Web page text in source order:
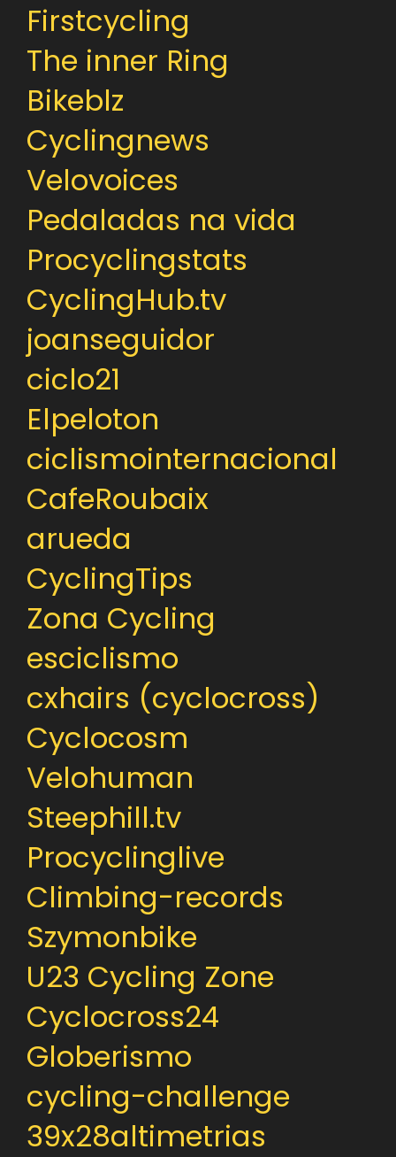
Firstcycling
The inner Ring
Bikeblz
Cyclingnews
Velovoices
Pedaladas na vida
Procyclingstats
CyclingHub.tv
joanseguidor
ciclo21
Elpeloton
ciclismointernacional
CafeRoubaix
arueda
CyclingTips
Zona Cycling
esciclismo
cxhairs (cyclocross)
Cyclocosm
Velohuman
Steephill.tv
Procyclinglive
Climbing-records
Szymonbike
U23 Cycling Zone
Cyclocross24
Globerismo
cycling-challenge
39x28altimetrias